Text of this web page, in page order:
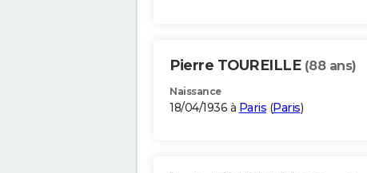
Pierre TOUREILLE (88 ans)
Naissance
18/04/1936 à Paris (Paris)